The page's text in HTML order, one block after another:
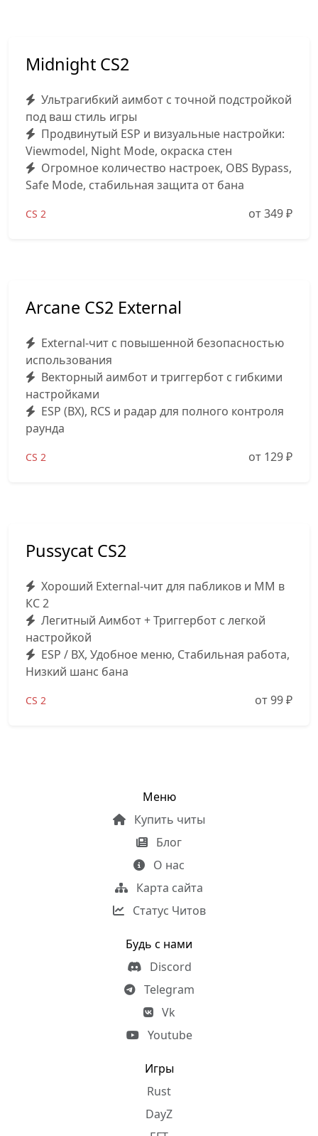
Midnight CS2
Ультрагибкий аимбот с точной подстройкой
под ваш стиль игры
Продвинутый ESP и визуальные настройки:
Viewmodel, Night Mode, окраска стен
Огромное количество настроек, OBS Bypass,
Safe Mode, стабильная защита от бана
CS 2 от 349₽
Arcane CS2 External
External-чит с повышенной безопасностью
использования
Векторный аимбот и триггербот с гибкими
настройками
ESP (ВХ), RCS и радар для полного контроля
раунда
CS 2 от 129₽
Pussycat CS2
Хороший External-чит для пабликов и MM в
КС 2
Легитный Аимбот + Триггербот с легкой
настройкой
ESP / ВХ, Удобное меню, Стабильная работа,
Низкий шанс бана
CS 2 от 99₽
Меню
Купить читы
Блог
О нас
Карта сайта
Статус Читов
Будь с нами
Discord
Telegram
Vk
Youtube
Игры
Rust
DayZ